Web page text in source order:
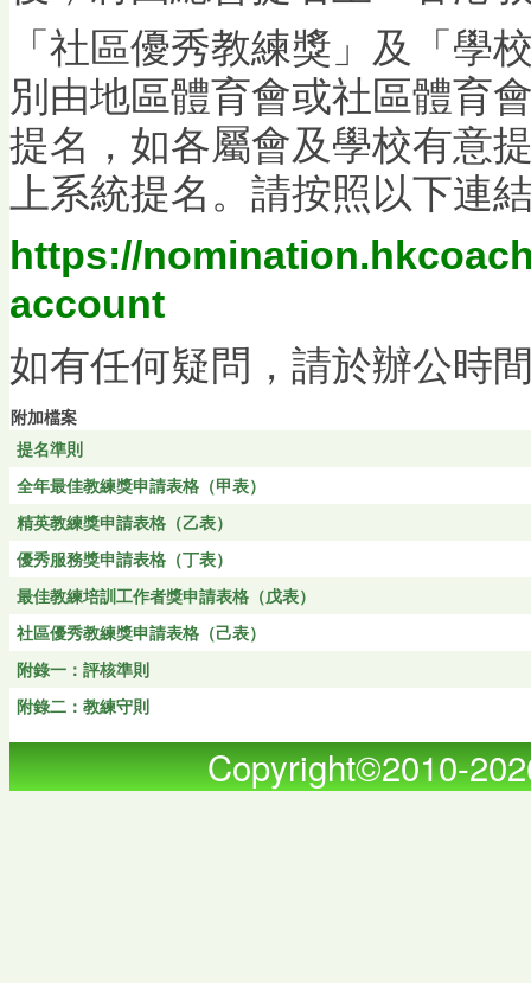
「社區優秀教練獎」及「學
別由地區體育會或社區體育
提名，如各屬會及學校有意
上系統提名。請按照以下連
https://
account
如有任何疑問，請於辦公時
附加檔案
提名準則
全年最佳教練獎申請表格（甲表）
精英教練獎申請表格（乙表）
優秀服務獎申請表格（丁表）
最佳教練培訓工作者獎申請表格（戊表）
社區優秀教練獎申請表格（己表）
附錄一：評核準則
附錄二：教練守則
Copyright©2010-